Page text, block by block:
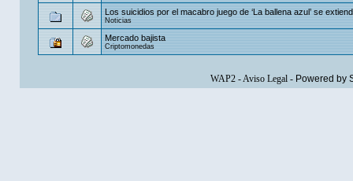
Los suicidios por el macabro juego de ‘La ballena azul’ se
Noticias
Mercado bajista
Criptomonedas
WAP2-Aviso Legal- Powered by